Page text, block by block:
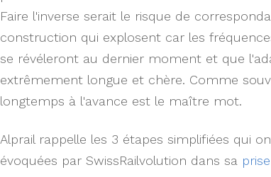
Faire l'inverse serait le risque de
construction qui explosent car les
se révéleront au dernier moment et que
extrêmement longue et chère. Comme
longtemps à l'avance est le maître mot.
Alprail rappelle les 3 étapes simplifiées qui
évoquées par SwissRailvolution dans sa